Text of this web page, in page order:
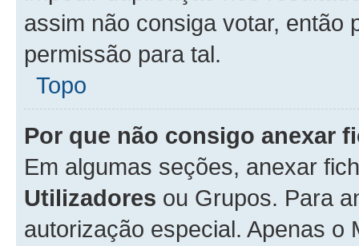
assim não consiga votar, então
permissão para tal.
Topo
Por que não consigo anexar
Em algumas seções, anexar
Utilizadores ou Grupos. Para
autorização especial. Apenas o